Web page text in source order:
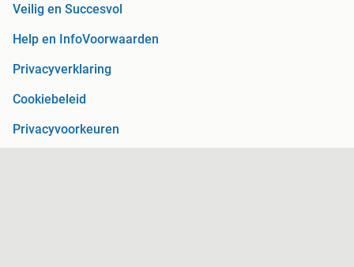
Veilig en Succesvol
Help en InfoVoorwaarden
Privacyverklaring
Cookiebeleid
Privacyvoorkeuren